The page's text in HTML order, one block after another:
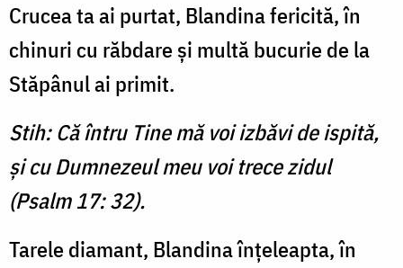
Crucea ta ai purtat, Blandina fericită, în
chinuri cu răbdare și multă bucurie de la
Stăpânul ai primit.
Stih: Că întru Tine mă voi izbăvi de ispită,
și cu Dumnezeul meu voi trece zidul
(Psalm 17: 32).
Tarele diamant, Blandina înțeleapta, în